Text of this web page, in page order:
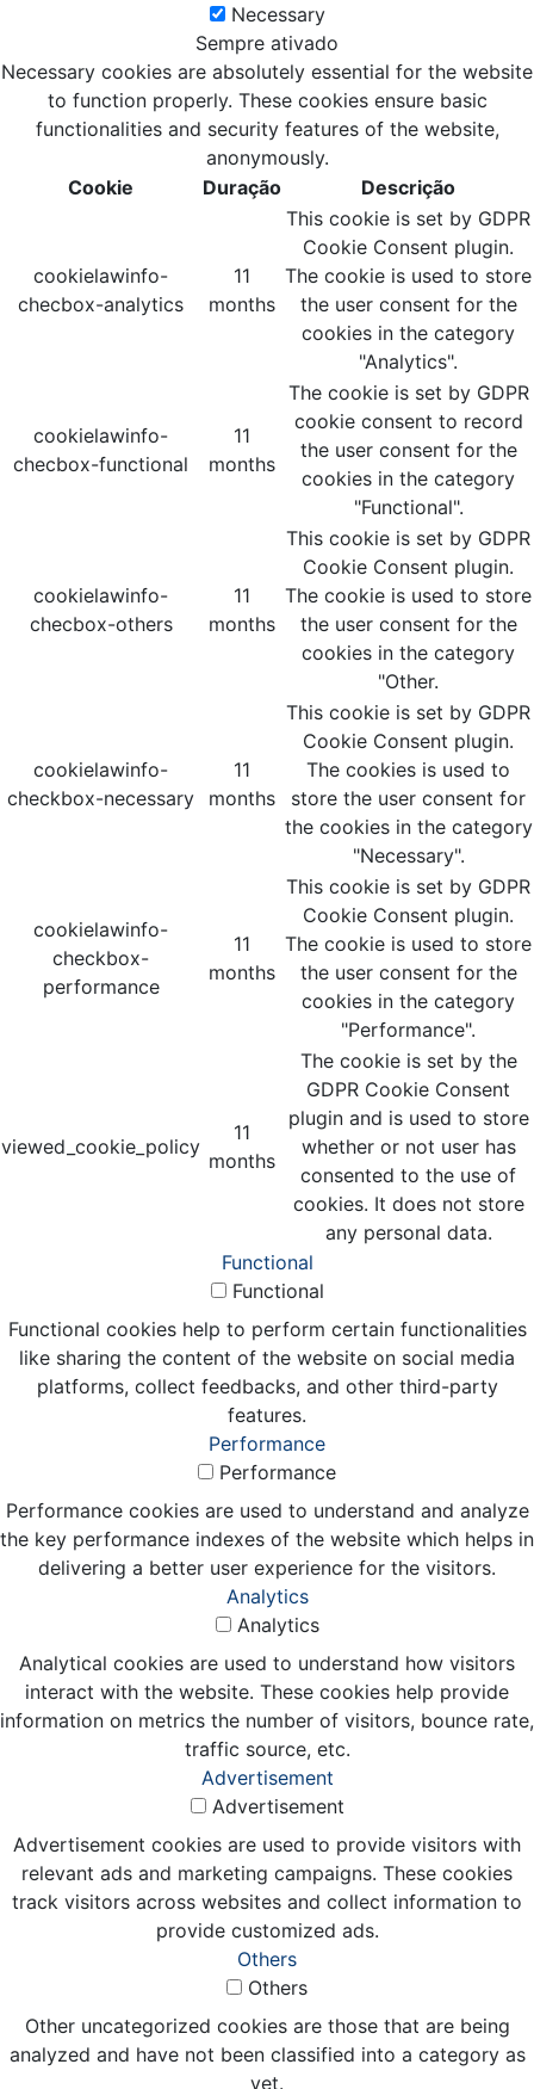
Necessary
Sempre ativado
Necessary cookies are absolutely essential for the website
to function properly. These cookies ensure basic
functionalities and security features of the website,
anonymously.
Cookie
Duração Descrição
cookielawinfo-
checbox-analytics
11
months
This cookie is set by GDPR
Cookie Consent plugin.
The cookie is used to store
the user consent for the
cookies in the category
"Analytics".
cookielawinfo-
checbox-functional
11
months
The cookie is set by GDPR
cookie consent to record
the user consent for the
cookies in the category
"Functional".
cookielawinfo-
checbox-others
11
months
This cookie is set by GDPR
Cookie Consent plugin.
The cookie is used to store
the user consent for the
cookies in the category
"Other.
cookielawinfo-
checkbox-necessary
11
months
This cookie is set by GDPR
Cookie Consent plugin.
The cookies is used to
store the user consent for
the cookies in the category
"Necessary".
cookielawinfo-
checkbox-
performance
11
months
This cookie is set by GDPR
Cookie Consent plugin.
The cookie is used to store
the user consent for the
cookies in the category
"Performance".
viewed_cookie_policy
11
months
The cookie is set by the
GDPR Cookie Consent
plugin and is used to store
whether or not user has
consented to the use of
cookies. It does not store
any personal data.
Functional
Functional
Functional cookies help to perform certain functionalities
like sharing the content of the website on social media
platforms, collect feedbacks, and other third-party
features.
Performance
Performance
Performance cookies are used to understand and analyze
the key performance indexes of the website which helps in
delivering a better user experience for the visitors.
Analytics
Analytics
Analytical cookies are used to understand how visitors
interact with the website. These cookies help provide
information on metrics the number of visitors, bounce rate,
traffic source, etc.
Advertisement
Advertisement
Advertisement cookies are used to provide visitors with
relevant ads and marketing campaigns. These cookies
track visitors across websites and collect information to
provide customized ads.
Others
Others
Other uncategorized cookies are those that are being
analyzed and have not been classified into a category as
yet.